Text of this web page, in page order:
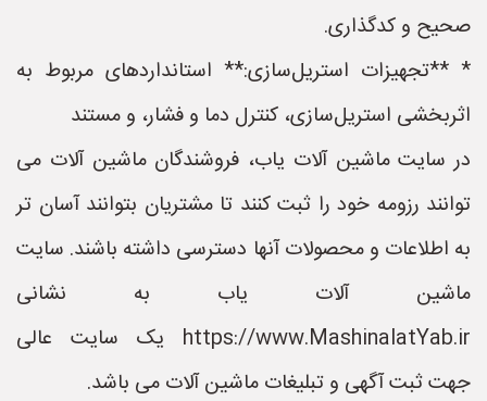
صحیح و کدگذاری.
* **تجهیزات استریل‌سازی:** استانداردهای مربوط به
اثربخشی استریل‌سازی، کنترل دما و فشار، و مستند
در سایت ماشین آلات یاب، فروشندگان ماشین آلات می
توانند رزومه خود را ثبت کنند تا مشتریان بتوانند آسان تر
به اطلاعات و محصولات آنها دسترسی داشته باشند. سایت
ماشین آلات یاب به نشانی
https://www.MashinalatYab.ir یک سایت عالی
جهت ثبت آگهی و تبلیغات ماشین آلات می باشد.